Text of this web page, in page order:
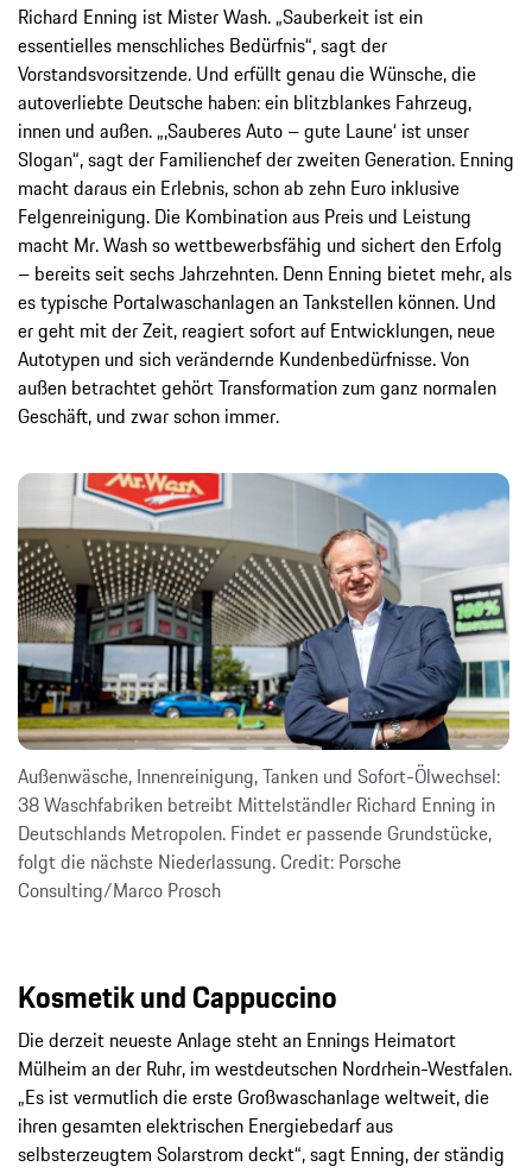
Richard Enning ist Mister Wash. „Sauberkeit ist ein
essentielles menschliches Bedürfnis“, sagt der
Vorstandsvorsitzende. Und erfüllt genau die Wünsche, die
autoverliebte Deutsche haben: ein blitzblankes Fahrzeug,
innen und außen. „,Sauberes Auto – gute Laune‘ ist unser
Slogan“, sagt der Familienchef der zweiten Generation. Enning
macht daraus ein Erlebnis, schon ab zehn Euro inklusive
Felgenreinigung. Die Kombination aus Preis und Leistung
macht Mr. Wash so wettbewerbsfähig und sichert den Erfolg
– bereits seit sechs Jahrzehnten. Denn Enning bietet mehr, als
es typische Portalwaschanlagen an Tankstellen können. Und
er geht mit der Zeit, reagiert sofort auf Entwicklungen, neue
Autotypen und sich verändernde Kundenbedürfnisse. Von
außen betrachtet gehört Transformation zum ganz normalen
Geschäft, und zwar schon immer.
Außenwäsche, Innenreinigung, Tanken und Sofort-Ölwechsel:
38 Waschfabriken betreibt Mittelständler Richard Enning in
Deutschlands Metropolen. Findet er passende Grundstücke,
folgt die nächste Niederlassung. Credit: Porsche
Consulting/Marco Prosch
Kosmetik und Cappuccino
Die derzeit neueste Anlage steht an Ennings Heimatort
Mülheim an der Ruhr, im westdeutschen Nordrhein-Westfalen.
„Es ist vermutlich die erste Großwaschanlage weltweit, die
ihren gesamten elektrischen Energiebedarf aus
selbsterzeugtem Solarstrom deckt“, sagt Enning, der ständig